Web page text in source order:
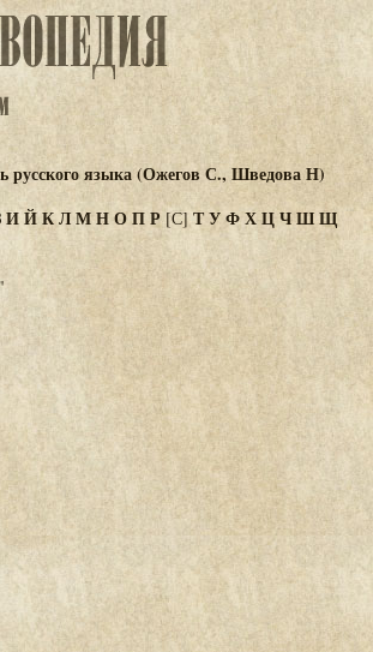
русского языка (Ожегов С., Шведова Н)
ИЙКЛМНОПР [С] ТУФХЦЧШЩ